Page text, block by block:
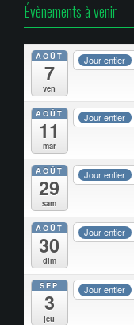
Évènements à venir
AOÛT
7
ven
Jour entier
AOÛT
11
mar
Jour entier
AOÛT
29
sam
Jour entier
AOÛT
30
dim
Jour entier
SEP
3
jeu
Jour entier